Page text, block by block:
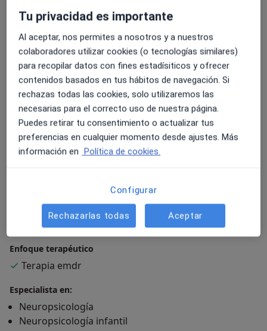
adultos y población infantil, abordando dificultades en
memoria, atención, aprendizaje, funciones ejecutivas,
daño cerebral, deterioro cognitivo y secuelas
neurológicas, así como neurodivergencias y altas
capacidades.
Acompaño a personas con ansiedad, dificultades
emocionales, problemas de conducta, experiencias
traumáticas, adicciones o situaciones de alta carga
emocional, adaptando cada intervención a la historia y
necesidades de cada paciente.
comprenderte mejor y construir una vida con mayor
bienestar emocional.
ver másSobre mí
Enfoque terapéutico
Terapia emdr
Especialista en:
Neuropsicología
Neuropsicología infantil
Tu privacidad es importante
Al aceptar, nos permites a nosotros y a nuestros
colaboradores utilizar cookies (o tecnologías similares)
para recopilar datos con fines estadísiticos y ofrecer
contenidos basados en tus hábitos de navegación. Si
rechazas todas las cookies, solo utilizaremos las
necesarias para el correcto uso de nuestra página.
Puedes retirar tu consentimiento o actualizar tus
preferencias en cualquier momento desde ajustes. Más
información en Política de cookies.
Configurar
Rechazarlas todas Aceptar